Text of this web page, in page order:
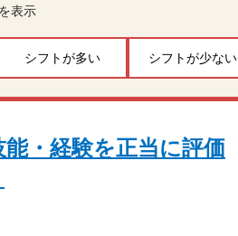
表示
シフトが多い シフトが少ない
・経験を正当に評価